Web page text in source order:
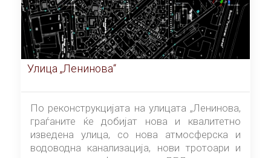
Улица „Ленинова“
По реконструкцијата на улицата „Ленинова,
граѓаните ќе добијат нова и квалитетно
изведена улица, со нова атмосферска и
водоводна канализација, нови тротоари и